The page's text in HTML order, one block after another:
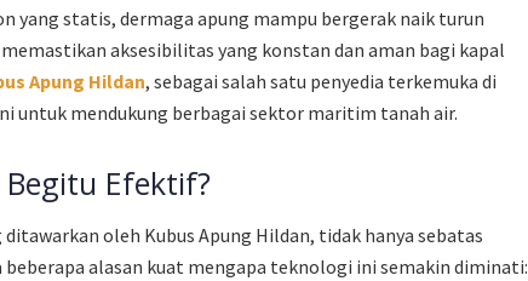
yang statis, dermaga apung mampu bergerak naik turun
aksesibilitas yang konstan dan aman bagi kapal
Apung Hildan, sebagai salah satu penyedia terkemuka di
untuk mendukung berbagai sektor maritim tanah air.
Efektif?
oleh Kubus Apung Hildan, tidak hanya sebatas
alasan kuat mengapa teknologi ini semakin diminati: